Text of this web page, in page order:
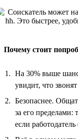
Почему стоит
На 30% выше шанс
увидит, что
Безопаснее.
за его пределами:
если